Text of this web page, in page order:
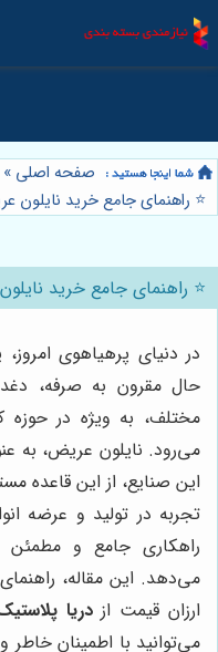
صفحه اصلی »
⭐️ راهنمای جامع خرید نایلون
⭐️ راهنمای جامع خرید
در دنیای پرهیاهوی
حال مقرون به صرفه،
مختلف، به ویژه در حوزه
می‌رود. نایلون عریض، به
این صنایع، از این قاعده
تجربه در تولید و عرضه
راهکاری جامع و مطمئن
می‌دهد. این مقاله،
ارزان قیمت ازدریا
می‌توانید با اطمینان خاطر